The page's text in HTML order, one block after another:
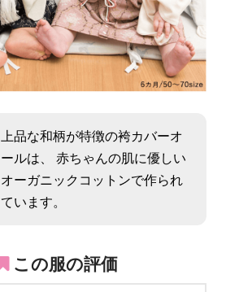
上品な和柄が特徴の袴カバーオ
ールは、 赤ちゃんの肌に優しい
オーガニックコットンで作られ
ています。
この服の評価